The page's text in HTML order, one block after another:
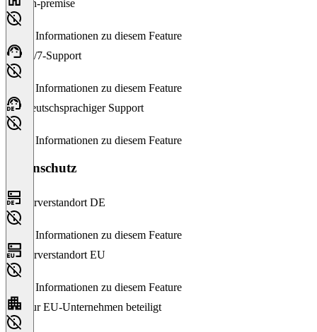
On-premise
Keine Informationen zu diesem Feature
24/7-Support
Keine Informationen zu diesem Feature
Deutschsprachiger Support
Keine Informationen zu diesem Feature
Datenschutz
Serverstandort DE
Keine Informationen zu diesem Feature
Serverstandort EU
Keine Informationen zu diesem Feature
Nur EU-Unternehmen beteiligt